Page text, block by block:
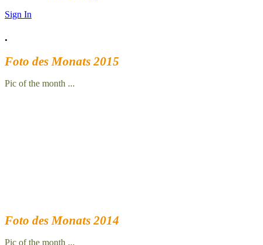
Sign In
.
Foto des Monats 2015
Pic of the month ...
Foto des Monats 2014
Pic of the month ...